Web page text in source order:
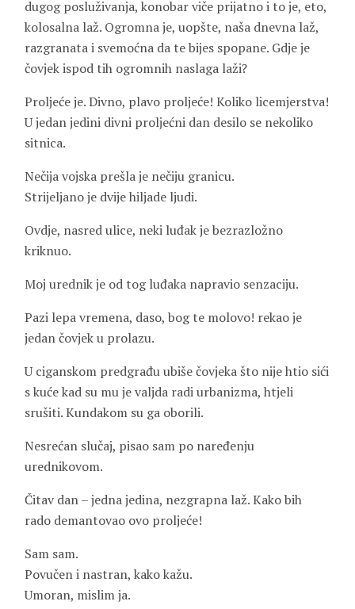
dugog posluživanja, konobar viče prijatno i to je, eto,
kolosalna laž. Ogromna je, uopšte, naša dnevna laž,
razgranata i svemoćna da te bijes spopane. Gdje je
čovjek ispod tih ogromnih naslaga laži?
Proljeće je. Divno, plavo proljeće! Koliko licemjerstva!
U jedan jedini divni proljećni dan desilo se nekoliko
sitnica.
Nečija vojska prešla je nečiju granicu.
Strijeljano je dvije hiljade ljudi.
Ovdje, nasred ulice, neki luđak je bezrazložno
kriknuo.
Moj urednik je od tog luđaka napravio senzaciju.
Pazi lepa vremena, daso, bog te molovo! rekao je
jedan čovjek u prolazu.
U ciganskom predgrađu ubiše čovjeka što nije htio sići
s kuće kad su mu je valjda radi urbanizma, htjeli
srušiti. Kundakom su ga oborili.
Nesrećan slučaj, pisao sam po naređenju
urednikovom.
Čitav dan – jedna jedina, nezgrapna laž. Kako bih
rado demantovao ovo proljeće!
Sam sam.
Povučen i nastran, kako kažu.
Umoran, mislim ja.